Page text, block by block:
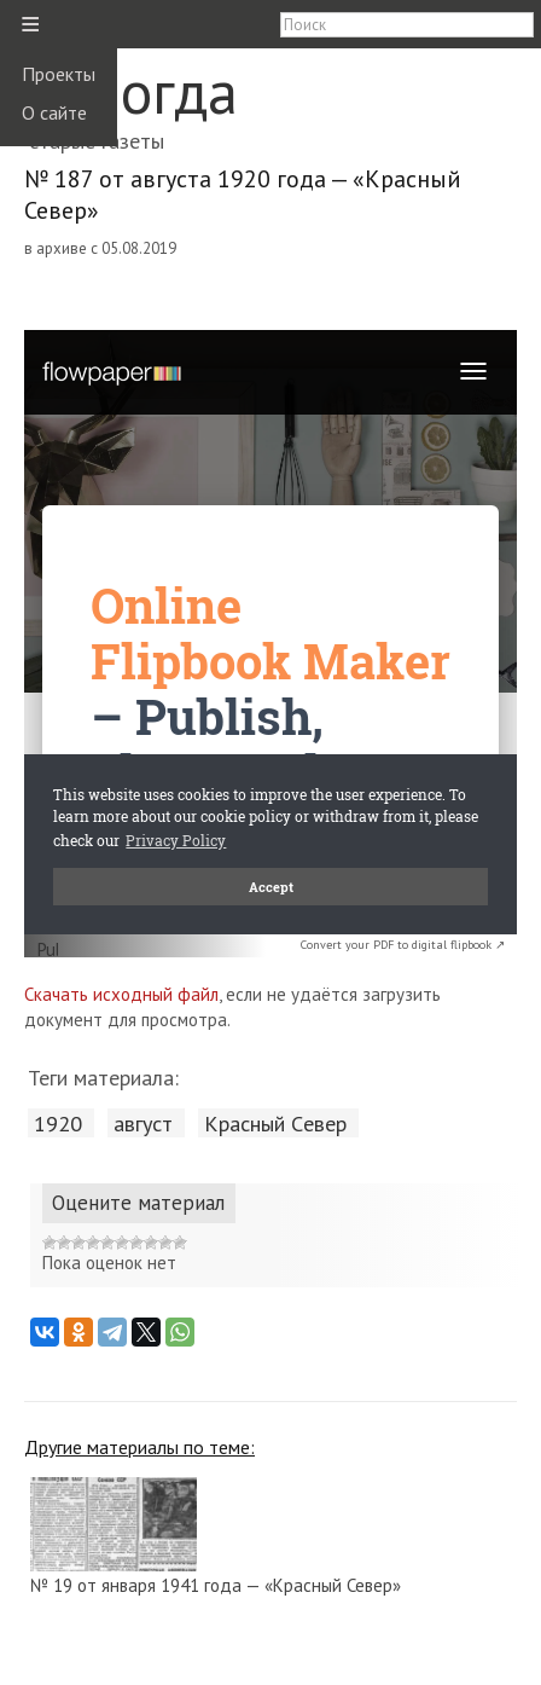
≡
Проекты
О сайте
Вологда
старые газеты
№ 187 от августа 1920 года — «Красный
Север»
в архиве с 05.08.2019
Convert your PDF to digital flipbook ↗
Скачать исходный файл, если не удаётся загрузить
документ для просмотра.
Теги материала:
1920 август Красный Cевер
Оцените материал
Пока оценок нет
Другие материалы по теме:
№ 19 от января 1941 года — «Красный Север»